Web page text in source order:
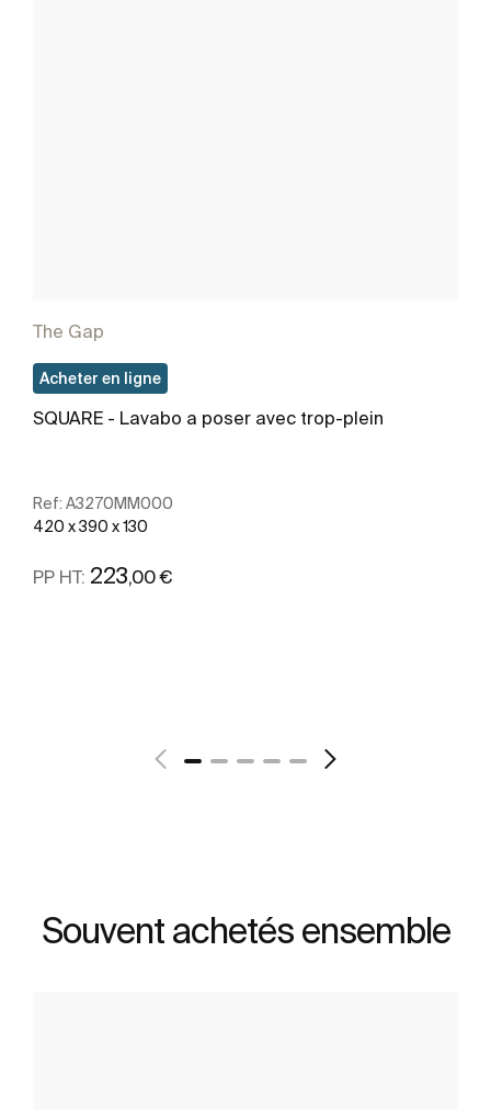
The Gap
Acheter en ligne
SQUARE - Lavabo a poser avec trop-plein
Ref: A3270MM000
420 x 390 x 130
PP HT: 223 ,00 €
Souvent achetés ensemble